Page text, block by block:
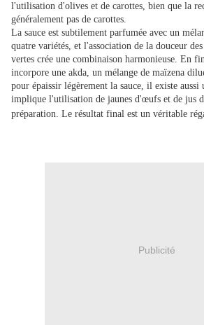
l'utilisation d'olives et de carottes, bien que la
généralement pas de carottes.
La sauce est subtilement parfumée avec un
quatre variétés, et l'association de la douceur
vertes crée une combinaison harmonieuse. En
incorpore une akda, un mélange de maïzena
pour épaissir légèrement la sauce, il existe aussi
implique l'utilisation de jaunes d'œufs et de jus
préparation. Le résultat final est un véritable
Publicité